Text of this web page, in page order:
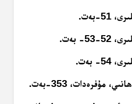
51-بەت.
53- بەت.
54- بەت.
مۇفرەدات، 353-بەت.